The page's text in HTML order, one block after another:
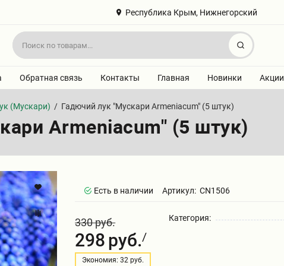
Республика Крым, Нижнегорский
Найти
Обратная связь Контакты Главная Новинки Акции
(Мускари) / Гадючий лук "Мускари Armeniacum" (5 штук)
Armeniacum" (5 штук)
Есть в наличии Артикул: CN1506
330 руб.
298 руб./
Экономия: 32 руб.
Категория: